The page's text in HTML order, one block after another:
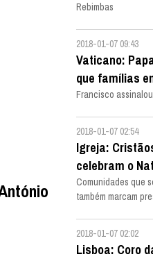
Rebimbas
2018-01-07 09:43
Vaticano:
que famílias
Francisco
2018-01-07 02:54
Igreja:
celebram o
Comunidades que
também marcam
2018-01-07 02:02
Lisboa: Coro